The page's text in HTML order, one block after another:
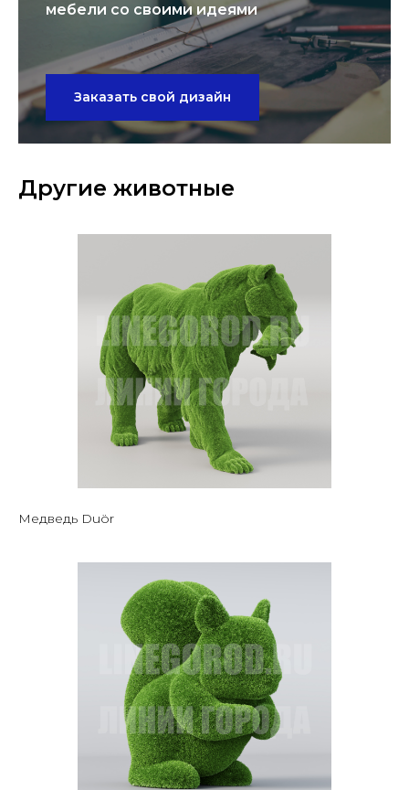
мебели со своими идеями
Заказать свой дизайн
Другие животные
Медведь Duör